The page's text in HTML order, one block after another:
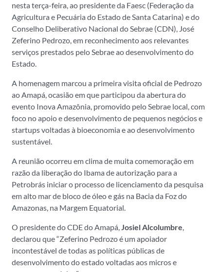
nesta terça-feira, ao presidente da Faesc (Federação da
Agricultura e Pecuária do Estado de Santa Catarina) e do
Conselho Deliberativo Nacional do Sebrae (CDN), José
Zeferino Pedrozo, em reconhecimento aos relevantes
serviços prestados pelo Sebrae ao desenvolvimento do
Estado.
A homenagem marcou a primeira visita oficial de Pedrozo
ao Amapá, ocasião em que participou da abertura do
evento Inova Amazônia, promovido pelo Sebrae local, com
foco no apoio e desenvolvimento de pequenos negócios e
startups voltadas à bioeconomia e ao desenvolvimento
sustentável.
A reunião ocorreu em clima de muita comemoração em
razão da liberação do Ibama de autorização para a
Petrobrás iniciar o processo de licenciamento da pesquisa
em alto mar de bloco de óleo e gás na Bacia da Foz do
Amazonas, na Margem Equatorial.
O presidente do CDE do Amapá,Josiel Alcolumbre,
declarou que “Zeferino Pedrozo é um apoiador
incontestável de todas as políticas públicas de
desenvolvimento do estado voltadas aos micros e